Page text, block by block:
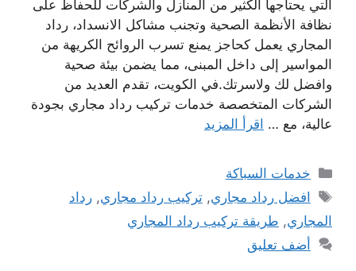
التي يحتاجها الكثير من المنازل والشركات للحفاظ على
نظافة الأنظمة الصحية وتجنب مشاكل الانسداد، رداد
المجاري يعمل كحاجز يمنع تسرب الروائح الكريهة من
المواسير إلى داخل المبنى، مما يضمن بيئة صحية
وافضل لك ولاسرتك.في الكويت، تقدم العديد من
الشركات المتخصصة خدمات تركيب رداد مجاري بجودة
عالية، مع … اقرأ المزيد
التصنيفات
خدمات السباكة
الوسوم
افضل رداد مجاري,تركيب رداد مجاري,رداد
المجاري, طريقة تركيب رداد المجاري
أضف تعليق